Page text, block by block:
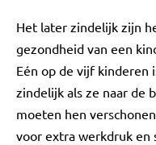
Het later zindelijk zijn
gezondheid van een
Eén op de vijf kinderen
zindelijk als ze naar de
moeten hen
voor extra werkdruk en